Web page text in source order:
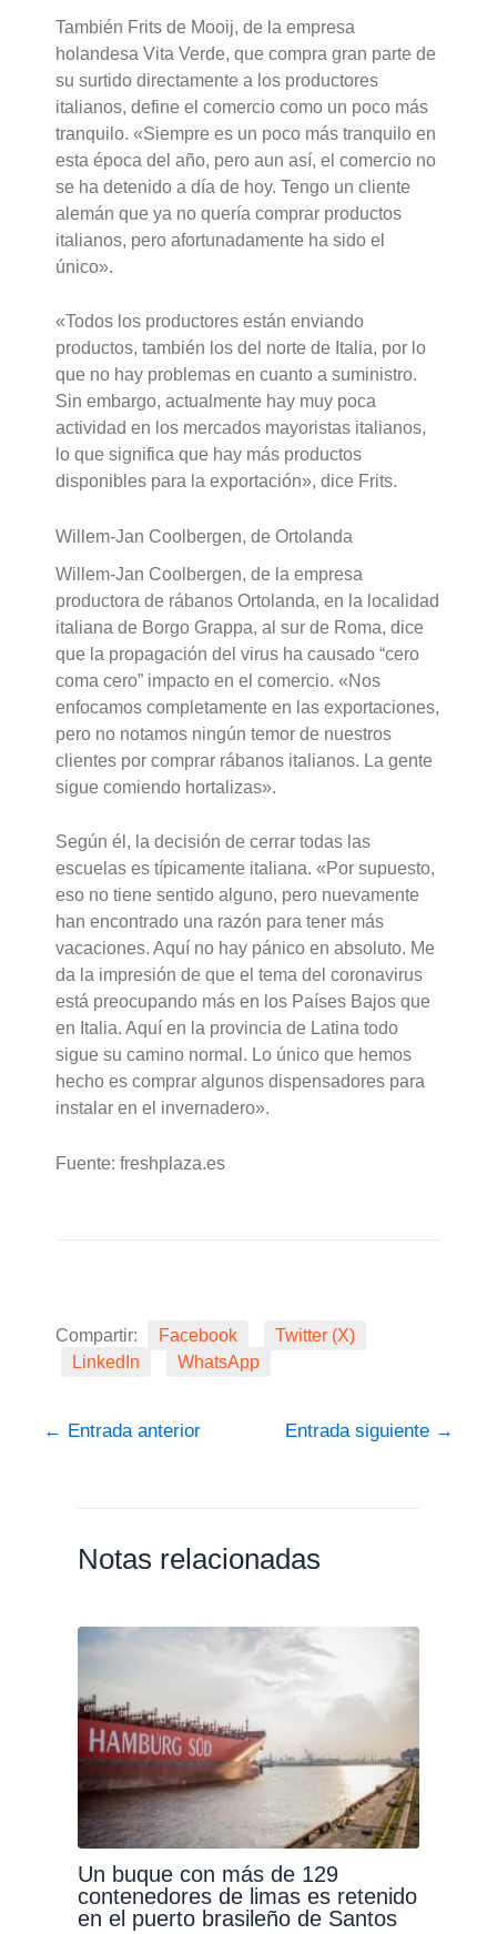
También Frits de Mooij, de la empresa
holandesa Vita Verde, que compra gran parte de
su surtido directamente a los productores
italianos, define el comercio como un poco más
tranquilo. «Siempre es un poco más tranquilo en
esta época del año, pero aun así, el comercio no
se ha detenido a día de hoy. Tengo un cliente
alemán que ya no quería comprar productos
italianos, pero afortunadamente ha sido el
único».
«Todos los productores están enviando
productos, también los del norte de Italia, por lo
que no hay problemas en cuanto a suministro.
Sin embargo, actualmente hay muy poca
actividad en los mercados mayoristas italianos,
lo que significa que hay más productos
disponibles para la exportación», dice Frits.
Willem-Jan Coolbergen, de Ortolanda
Willem-Jan Coolbergen, de la empresa
productora de rábanos Ortolanda, en la localidad
italiana de Borgo Grappa, al sur de Roma, dice
que la propagación del virus ha causado “cero
coma cero” impacto en el comercio. «Nos
enfocamos completamente en las exportaciones,
pero no notamos ningún temor de nuestros
clientes por comprar rábanos italianos. La gente
sigue comiendo hortalizas».
Según él, la decisión de cerrar todas las
escuelas es típicamente italiana. «Por supuesto,
eso no tiene sentido alguno, pero nuevamente
han encontrado una razón para tener más
vacaciones. Aquí no hay pánico en absoluto. Me
da la impresión de que el tema del coronavirus
está preocupando más en los Países Bajos que
en Italia. Aquí en la provincia de Latina todo
sigue su camino normal. Lo único que hemos
hecho es comprar algunos dispensadores para
instalar en el invernadero».
Fuente: freshplaza.es
Compartir: Facebook
Twitter (X)
LinkedIn
WhatsApp
← Entrada anterior Entrada siguiente →
Notas relacionadas
Un buque con más de 129
contenedores de limas es retenido
en el puerto brasileño de Santos